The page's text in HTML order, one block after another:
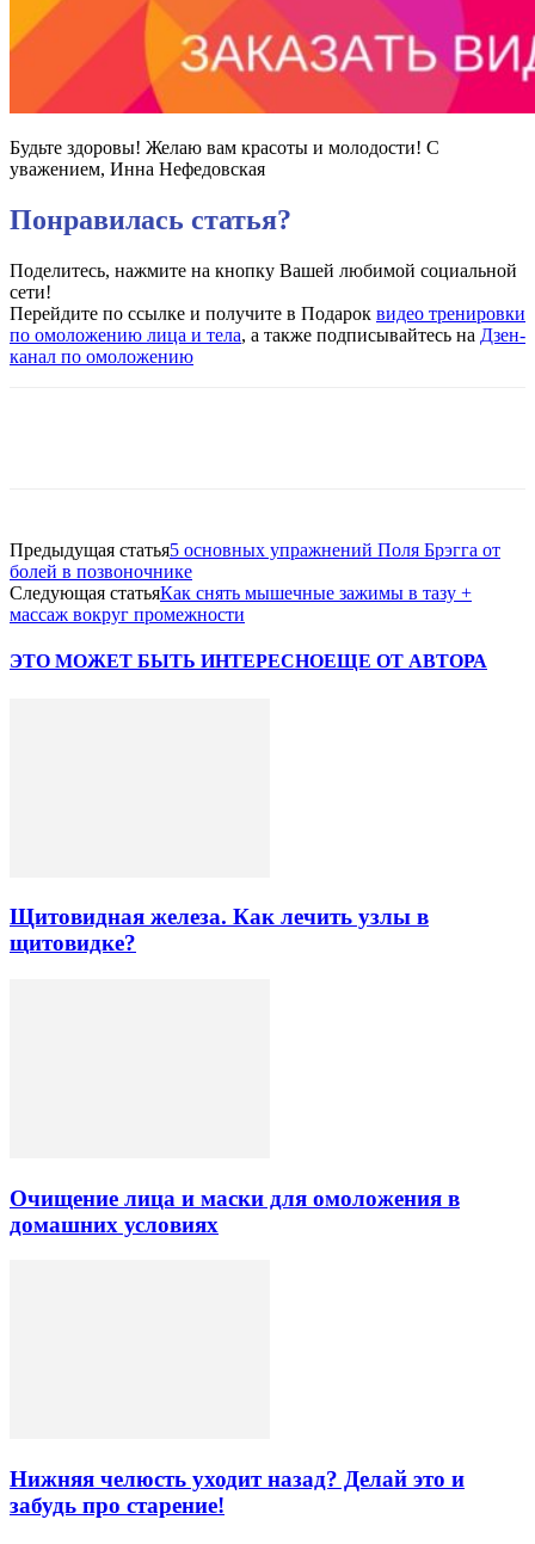
Будьте здоровы! Желаю вам красоты и молодости! С
уважением, Инна Нефедовская
Понравилась статья?
Поделитесь, нажмите на кнопку Вашей любимой социальной
сети!
Перейдите по ссылке и получите в Подарок видео тренировки
по омоложению лица и тела, а также подписывайтесь на Дзен-
канал по омоложению
Предыдущая статья5 основных упражнений Поля Брэгга от
болей в позвоночнике
Следующая статьяКак снять мышечные зажимы в тазу +
массаж вокруг промежности
ЭТО МОЖЕТ БЫТЬ ИНТЕРЕСНОЕЩЕ ОТ АВТОРА
Щитовидная железа. Как лечить узлы в
щитовидке?
Очищение лица и маски для омоложения в
домашних условиях
Нижняя челюсть уходит назад? Делай это и
забудь про старение!